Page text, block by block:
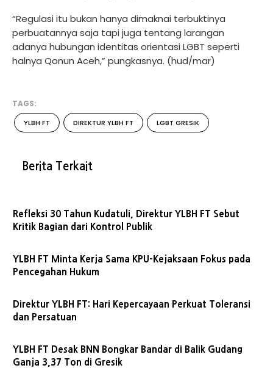
“Regulasi itu bukan hanya dimaknai terbuktinya
perbuatannya saja tapi juga tentang larangan
adanya hubungan identitas orientasi LGBT seperti
halnya Qonun Aceh,” pungkasnya. (hud/mar)
TAGS:
YLBH FT DIREKTUR YLBH FT LGBT GRESIK
Berita Terkait
Refleksi 30 Tahun Kudatuli, Direktur YLBH FT Sebut
Kritik Bagian dari Kontrol Publik
YLBH FT Minta Kerja Sama KPU-Kejaksaan Fokus pada
Pencegahan Hukum
Direktur YLBH FT: Hari Kepercayaan Perkuat Toleransi
dan Persatuan
YLBH FT Desak BNN Bongkar Bandar di Balik Gudang
Ganja 3,37 Ton di Gresik